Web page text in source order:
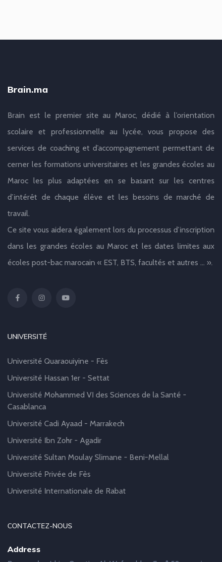
Brain.ma
Brain est le premier site au Maroc, dédié à l’orientation
scolaire et professionnelle au lycée, vous propose des
services de coaching et d’accompagnement permettant de
cerner les formations universitaires et les grandes écoles au
Maroc les plus adaptées en se basant sur les centres
d’intérêt de chaque élève et les besoins de marché de
travail.
Ce site vous aidera également lors du processus d’inscription
dans les grandes écoles au Maroc et les dates limites aux
écoles post-bac marocain « EST, BTS, facultés et autres … ».
UNIVERSITÉ
Université Quaraouiyine - Fès
Université Hassan 1er - Settat
Université Mohammed VI des Sciences de la Santé -
Casablanca
Université Cadi Ayaad - Marrakech
Université Ibn Zohr - Agadir
Université Sultan Moulay Slimane - Beni-Mellal
Université Privée de Fès
Université Internationale de Rabat
CONTACTEZ-NOUS
Address